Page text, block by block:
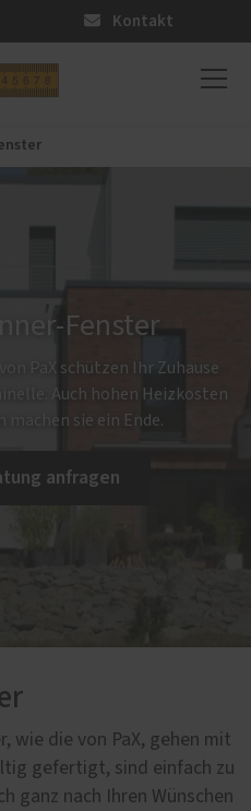
Kontakt
Fenster
PaX schützen Ihr Zuhause
Auch hohen Heizkosten
machen sie ein Ende.
anfragen
wie die von PaX, gehen mit
gefertigt, sind einfach zu
ganz nach Ihren Wünschen